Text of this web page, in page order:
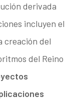
derivada
incluyen el
creación del
del Reino